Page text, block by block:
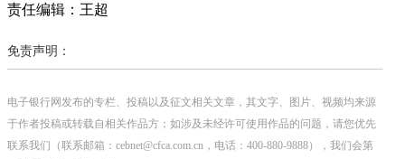
责任编辑：王超
免责声明：
电子银行网发布的专栏、投稿以及征文相关文章，其文字、图片、视频均来源
于作者投稿或转载自相关作品方；如涉及未经许可使用作品的问题，请您优先
联系我们（联系邮箱：cebnet@cfca.com.cn，电话：400-880-9888），我们会第